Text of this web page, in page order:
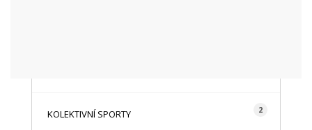
KOLEKTIVNÍ SPORTY 2